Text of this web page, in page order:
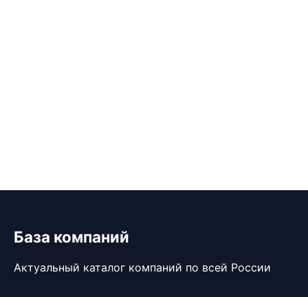
База компаний
Актуальный каталог компаний по всей России